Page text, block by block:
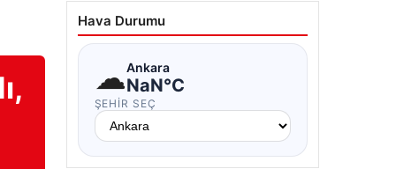
Hava Durumu
☁Ankara
NaN°C
ŞEHIR SEÇ